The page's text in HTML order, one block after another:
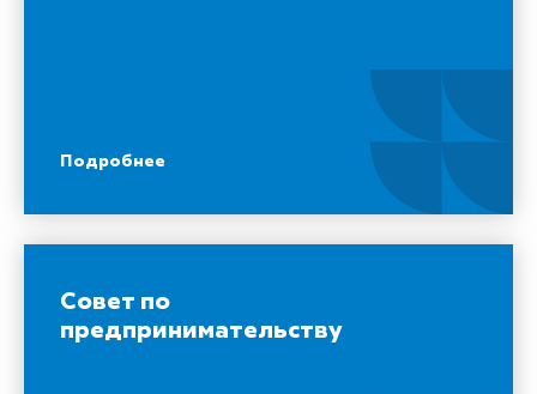
Подробнее
Совет по
предпринимательству